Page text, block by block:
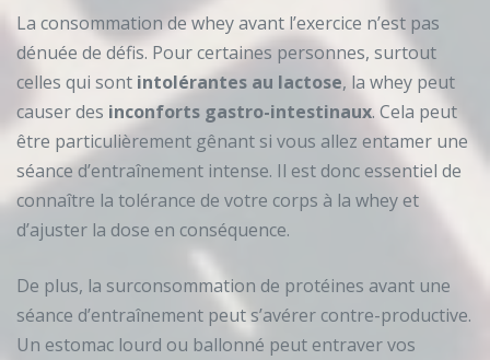
La consommation de whey avant l’exercice n’est pas
dénuée de défis. Pour certaines personnes, surtout
celles qui sont intolérantes au lactose, la whey peut
causer des inconforts gastro-intestinaux. Cela peut
être particulièrement gênant si vous allez entamer une
séance d’entraînement intense. Il est donc essentiel de
connaître la tolérance de votre corps à la whey et
d’ajuster la dose en conséquence.
De plus, la surconsommation de protéines avant une
séance d’entraînement peut s’avérer contre-productive.
Un estomac lourd ou ballonné peut entraver vos